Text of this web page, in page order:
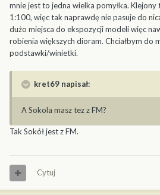
mnie jest to jedna wielka pomyłka. Klejony
1:100, więc tak naprawdę nie pasuje do
dużo miejsca do ekspozycji modeli więc
robienia większych dioram. Chciałbym do
podstawki/winietki.
kret69 napisał:
A Sokola masz tez z FM?
Tak Sokół jest z FM.
Cytuj